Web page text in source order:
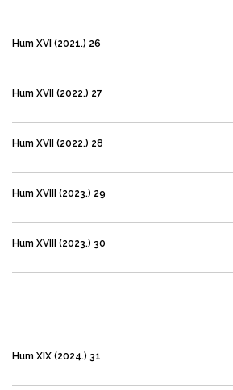
Hum XVI (2021.) 26
Hum XVII (2022.) 27
Hum XVII (2022.) 28
Hum XVIII (2023.) 29
Hum XVIII (2023.) 30
Hum XIX (2024.) 31